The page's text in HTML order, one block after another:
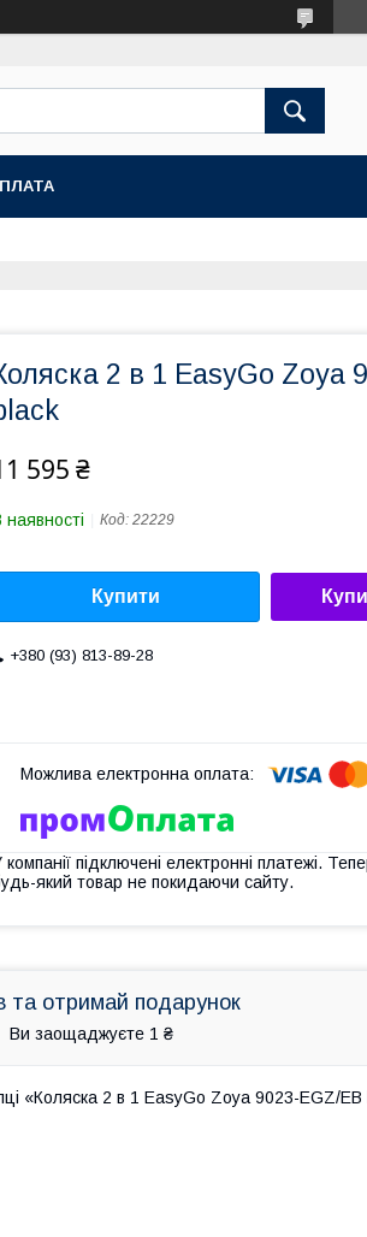
2 в 1 EasyGo Zoya
595 ₴
наявності Код: 22229
Купити
+380 (93) 813-89-28
компанії підключені електронні платежі.
який товар не покидаючи сайту.
та отримай подарунок
Ви заощаджуєте 1 ₴
«Коляска 2 в 1 EasyGo Zoya 9023-EGZ/EB